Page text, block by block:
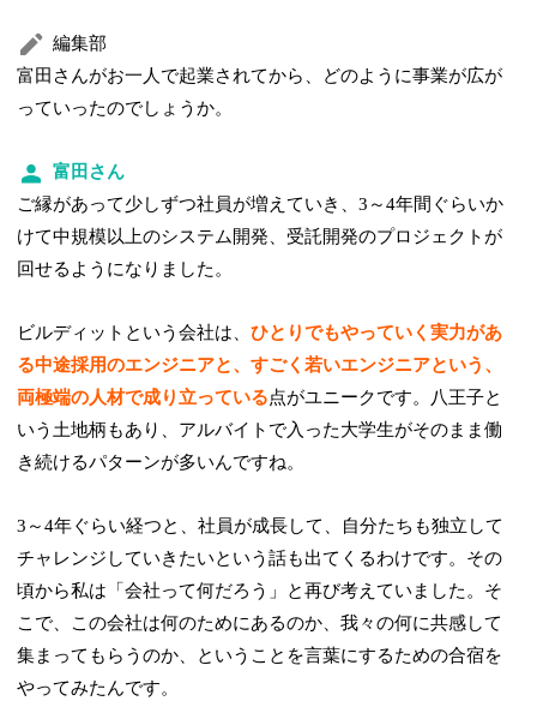
編集部
富田さんがお一人で起業されてから、どのように事業が広が
っていったのでしょうか。
富田さん
ご縁があって少しずつ社員が増えていき、3～4年間ぐらいか
けて中規模以上のシステム開発、受託開発のプロジェクトが
回せるようになりました。
ビルディットという会社は、ひとりでもやっていく実力があ
る中途採用のエンジニアと、すごく若いエンジニアという、
両極端の人材で成り立っている点がユニークです。八王子と
いう土地柄もあり、アルバイトで入った大学生がそのまま働
き続けるパターンが多いんですね。
3～4年ぐらい経つと、社員が成長して、自分たちも独立して
チャレンジしていきたいという話も出てくるわけです。その
頃から私は「会社って何だろう」と再び考えていました。そ
こで、この会社は何のためにあるのか、我々の何に共感して
集まってもらうのか、ということを言葉にするための合宿を
やってみたんです。